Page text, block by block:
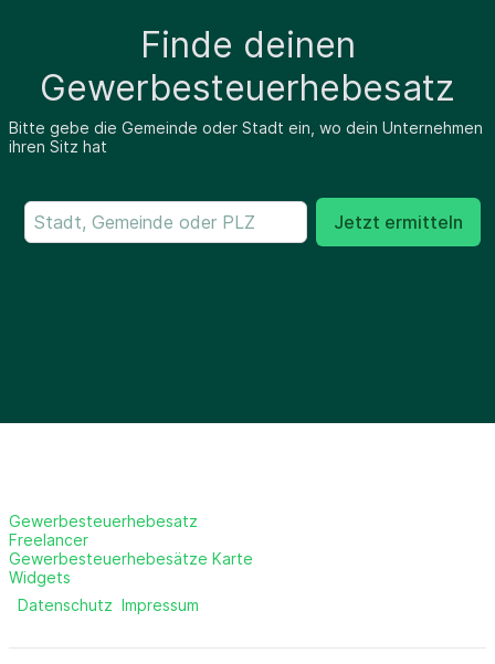
Finde deinen
Gewerbesteuerhebesatz
Bitte gebe die Gemeinde oder Stadt ein, wo dein Unternehmen
ihren Sitz hat
Jetzt ermitteln
Gewerbesteuerhebesatz
Freelancer
Gewerbesteuerhebesätze Karte
Widgets
Datenschutz Impressum